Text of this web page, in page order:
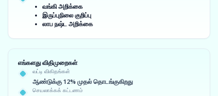
வங்கி அறிக்கை
இருப்புநிலை குறிப்பு
லாப நஷ்ட அறிக்கை
எங்களது விதிமுறைகள்
வட்டி விகிதங்கள்
ஆண்டுக்கு 12% முதல் தொடங்குகிறது
செயலாக்கக் கட்டணம்